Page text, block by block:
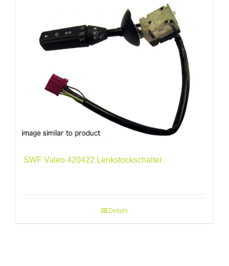
SWF Valeo 420422 Lenkstockschalter
Details